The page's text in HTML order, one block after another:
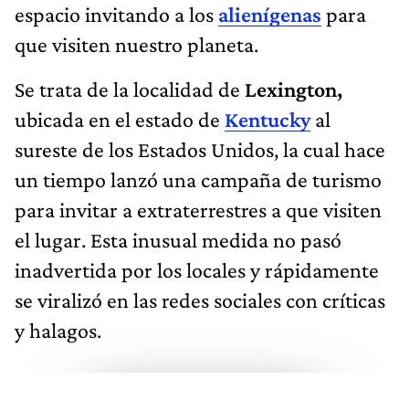
espacio invitando a los alienígenas para
que visiten nuestro planeta.
Se trata de la localidad de Lexington,
ubicada en el estado de Kentucky al
sureste de los Estados Unidos, la cual hace
un tiempo lanzó una campaña de turismo
para invitar a extraterrestres a que visiten
el lugar. Esta inusual medida no pasó
inadvertida por los locales y rápidamente
se viralizó en las redes sociales con críticas
y halagos.